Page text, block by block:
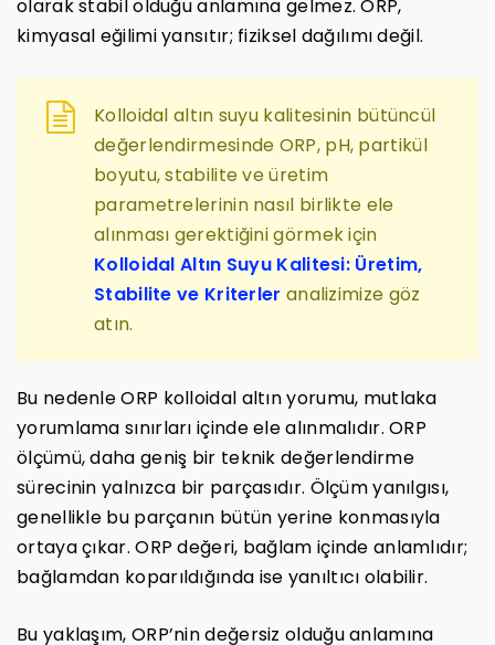
olarak stabil olduğu anlamına gelmez. ORP,
kimyasal eğilimi yansıtır; fiziksel dağılımı değil.
Kolloidal altın suyu kalitesinin bütüncül
değerlendirmesinde ORP, pH, partikül
boyutu, stabilite ve üretim
parametrelerinin nasıl birlikte ele
alınması gerektiğini görmek için
Kolloidal Altın Suyu Kalitesi: Üretim,
Stabilite ve Kriterler analizimize göz
atın.
Bu nedenle ORP kolloidal altın yorumu, mutlaka
yorumlama sınırları içinde ele alınmalıdır. ORP
ölçümü, daha geniş bir teknik değerlendirme
sürecinin yalnızca bir parçasıdır. Ölçüm yanılgısı,
genellikle bu parçanın bütün yerine konmasıyla
ortaya çıkar. ORP değeri, bağlam içinde anlamlıdır;
bağlamdan koparıldığında ise yanıltıcı olabilir.
Bu yaklaşım, ORP’nin değersiz olduğu anlamına